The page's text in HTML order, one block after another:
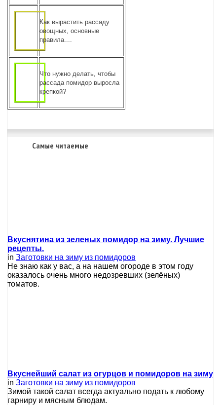
Как вырастить рассаду
овощных, основные
правила....
Что нужно делать, чтобы
рассада помидор выросла
крепкой?
Самые читаемые
Вкуснятина из зеленых помидор на зиму. Лучшие
рецепты.
in Заготовки на зиму из помидоров
Не знаю как у вас, а на нашем огороде в этом году
оказалось очень много недозревших (зелёных)
томатов.
Вкуснейший салат из огурцов и помидоров на зиму
in Заготовки на зиму из помидоров
Зимой такой салат всегда актуально подать к любому
гарниру и мясным блюдам.